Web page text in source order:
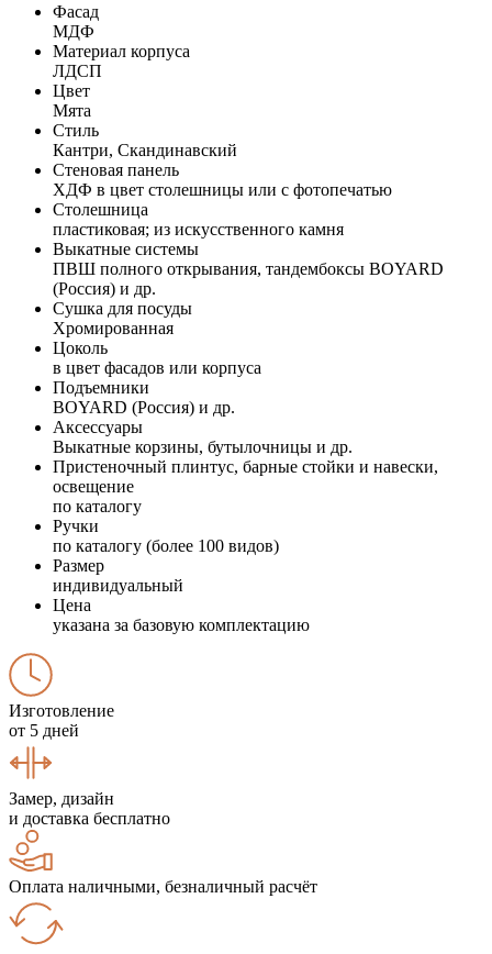
Фасад
МДФ
Материал корпуса
ЛДСП
Цвет
Мята
Стиль
Кантри, Скандинавский
Стеновая панель
ХДФ в цвет столешницы или с фотопечатью
Столешница
пластиковая; из искусственного камня
Выкатные системы
ПВШ полного открывания, тандембоксы BOYARD
(Россия) и др.
Сушка для посуды
Хромированная
Цоколь
в цвет фасадов или корпуса
Подъемники
BOYARD (Россия) и др.
Аксессуары
Выкатные корзины, бутылочницы и др.
Пристеночный плинтус, барные стойки и навески,
освещение
по каталогу
Ручки
по каталогу (более 100 видов)
Размер
индивидуальный
Цена
указана за базовую комплектацию
Изготовление
от 5 дней
Замер, дизайн
и доставка бесплатно
Оплата наличными, безналичный расчёт